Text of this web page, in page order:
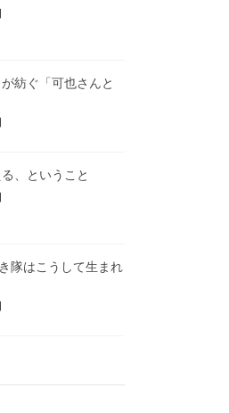
紡ぐ「可也さんと
、ということ
隊はこうして生まれ